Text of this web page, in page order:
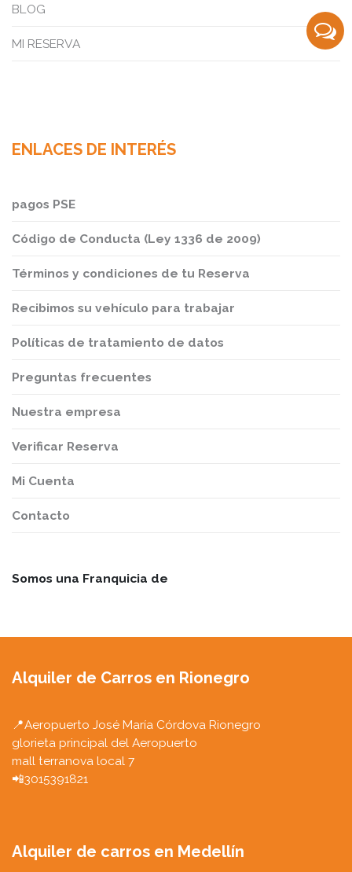
BLOG
MI RESERVA
ENLACES DE INTERÉS
pagos PSE
Código de Conducta (Ley 1336 de 2009)
Términos y condiciones de tu Reserva
Recibimos su vehículo para trabajar
Políticas de tratamiento de datos
Preguntas frecuentes
Nuestra empresa
Verificar Reserva
Mi Cuenta
Contacto
Somos una Franquicia de
Alquiler de Carros en Rionegro
📍Aeropuerto José María Córdova Rionegro
glorieta principal del Aeropuerto
mall terranova local 7
📲3015391821
Alquiler de carros en Medellín